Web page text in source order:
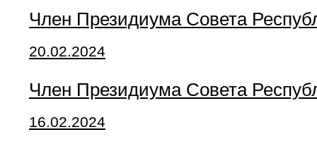
Член Президиума Совета
20.02.2024
Член Президиума Совета
16.02.2024